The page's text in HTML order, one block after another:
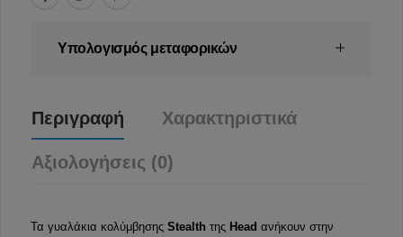
Υπολογισμός μεταφορικών
Περιγραφή Χαρακτηριστικά
Αξιολογήσεις (0)
Τα γυαλάκια κολύμβησης Stealth της Head ανήκουν στην